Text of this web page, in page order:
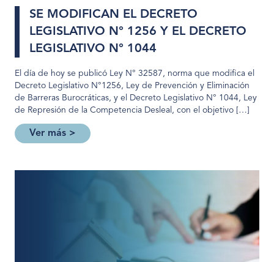
SE MODIFICAN EL DECRETO
LEGISLATIVO N° 1256 Y EL DECRETO
LEGISLATIVO N° 1044
El día de hoy se publicó Ley N° 32587, norma que modifica el
Decreto Legislativo N°1256, Ley de Prevención y Eliminación
de Barreras Burocráticas, y el Decreto Legislativo N° 1044, Ley
de Represión de la Competencia Desleal, con el objetivo […]
Ver más >